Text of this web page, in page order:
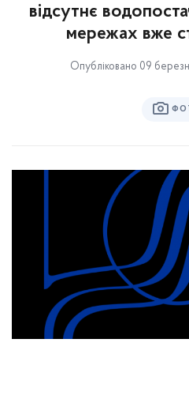
відсутнє
мережах вже
Опубліковано 09